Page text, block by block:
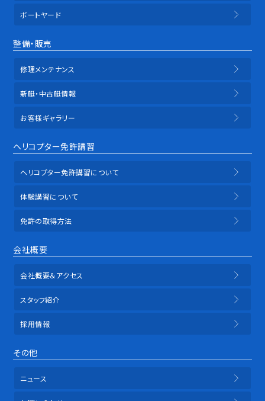
ボートヤード
整備・販売
修理メンテナンス
新艇・中古艇情報
お客様ギャラリー
ヘリコプター免許講習
ヘリコプター免許講習について
体験講習について
免許の取得方法
会社概要
会社概要＆アクセス
スタッフ紹介
採用情報
その他
ニュース